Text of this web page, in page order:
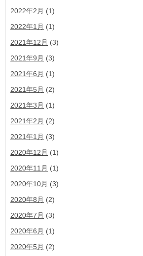
2022年2月 (1)
2022年1月 (1)
2021年12月 (3)
2021年9月 (3)
2021年6月 (1)
2021年5月 (2)
2021年3月 (1)
2021年2月 (2)
2021年1月 (3)
2020年12月 (1)
2020年11月 (1)
2020年10月 (3)
2020年8月 (2)
2020年7月 (3)
2020年6月 (1)
2020年5月 (2)